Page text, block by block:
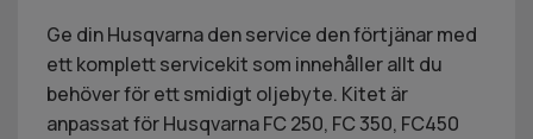
Ge din Husqvarna den service den förtjänar med
ett komplett servicekit som innehåller allt du
behöver för ett smidigt oljebyte. Kitet är
anpassat för Husqvarna FC 250, FC 350, FC450